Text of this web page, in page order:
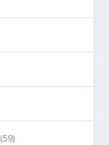
(59)